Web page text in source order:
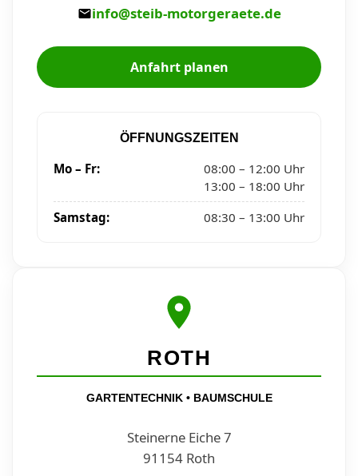
info@steib-motorgeraete.de
Anfahrt planen
ÖFFNUNGSZEITEN
Mo – Fr:
08:00 – 12:00 Uhr
13:00 – 18:00 Uhr
Samstag:
08:30 – 13:00 Uhr
ROTH
GARTENTECHNIK • BAUMSCHULE
Steinerne Eiche 7
91154 Roth